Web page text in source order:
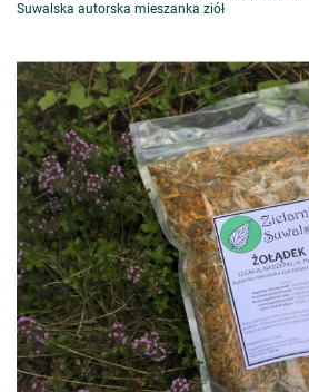
Suwalska autorska mieszanka ziół